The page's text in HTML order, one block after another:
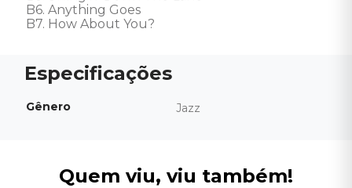
B6. Anything Goes
B7. How About You?
Gênero Jazz
Quem viu, viu também!